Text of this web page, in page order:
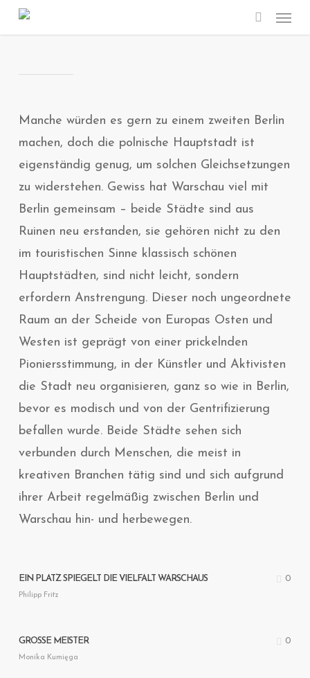
Skip
to
content
Manche würden es gern zu einem zweiten Berlin
machen, doch die polnische Hauptstadt ist
eigenständig genug, um solchen Gleichsetzungen
zu widerstehen. Gewiss hat Warschau viel mit
Berlin gemeinsam – beide Städte sind aus
Ruinen neu erstanden, sie gehören nicht zu den
im touristischen Sinne klassisch schönen
Hauptstädten, sind nicht leicht, sondern
erfordern Anstrengung. Dieser noch ungeordnete
Raum an der Scheide von Europas Osten und
Westen ist geprägt von einer prickelnden
Pioniersstimmung, in der Künstler und Aktivisten
die Stadt neu organisieren, ganz so wie in Berlin,
bevor es modisch und von der Gentrifizierung
befallen wurde. Beide Städte sehen sich
verbunden durch Menschen, die meist in
kreativen Branchen tätig sind und sich aufgrund
ihrer Arbeit regelmäßig zwischen Berlin und
Warschau hin- und herbewegen.
EIN PLATZ SPIEGELT DIE VIELFALT WARSCHAUS
Philipp Fritz
0
GROSSE MEISTER
Monika Kumięga
0